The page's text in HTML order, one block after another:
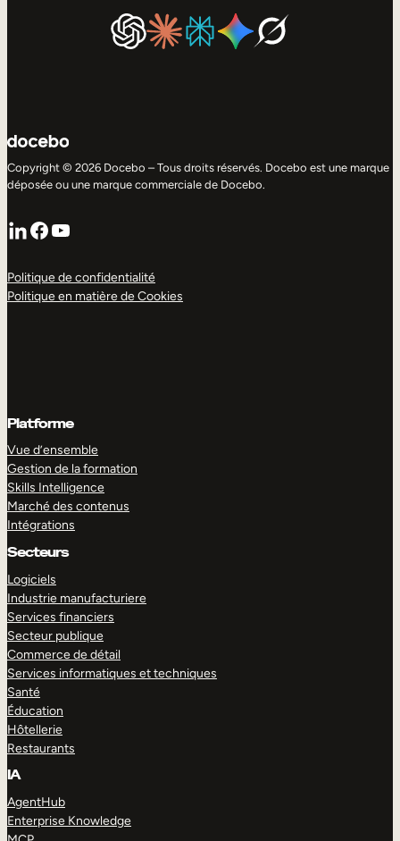
Copyright © 2026 Docebo – Tous droits réservés. Docebo est une marque
déposée ou une marque commerciale de Docebo.
LinkedIn
Facebook
YouTube
Politique de confidentialité
Politique en matière de Cookies
Platforme
Vue d’ensemble
Gestion de la formation
Skills Intelligence
Marché des contenus
Intégrations
Secteurs
Logiciels
Industrie manufacturiere
Services financiers
Secteur publique
Commerce de détail
Services informatiques et techniques
Santé
Éducation
Hôtellerie
Restaurants
IA
AgentHub
Enterprise Knowledge